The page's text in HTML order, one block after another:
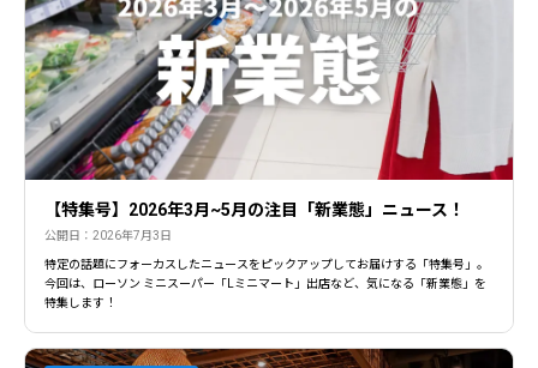
【特集号】2026年3月~5月の注目「新業態」ニュース！
公開日：2026年7月3日
特定の話題にフォーカスしたニュースをピックアップしてお届けする「特集号」。
今回は、ローソン ミニスーパー「Lミニマート」出店など、気になる「新業態」を
特集します！